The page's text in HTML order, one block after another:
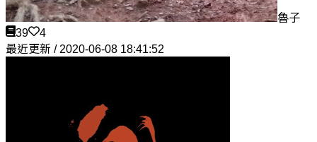
魯子
39
4
最近更新 / 2020-06-08 18:41:52